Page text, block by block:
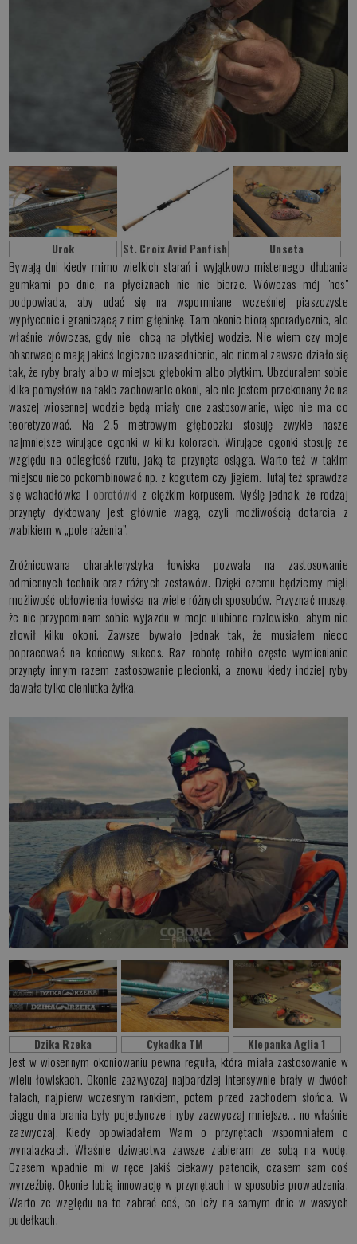
Urok St. Croix Avid Panfish Unseta
Bywają dni kiedy mimo wielkich starań i wyjątkowo misternego dłubania
gumkami po dnie, na płyciznach nic nie bierze. Wówczas mój "nos"
podpowiada, aby udać się na wspomniane wcześniej piaszczyste
wypłycenie i graniczącą z nim głębinkę. Tam okonie biorą sporadycznie, ale
właśnie wówczas, gdy nie chcą na płytkiej wodzie. Nie wiem czy moje
obserwacje mają jakieś logiczne uzasadnienie, ale niemal zawsze działo się
tak, że ryby brały albo w miejscu głębokim albo płytkim. Ubzdurałem sobie
kilka pomysłów na takie zachowanie okoni, ale nie jestem przekonany że na
waszej wiosennej wodzie będą miały one zastosowanie, więc nie ma co
teoretyzować. Na 2.5 metrowym głęboczku stosuję zwykle nasze
najmniejsze wirujące ogonki w kilku kolorach. Wirujące ogonki stosuję ze
względu na odległość rzutu, jaką ta przynęta osiąga. Warto też w takim
miejscu nieco pokombinować np. z kogutem czy jigiem. Tutaj też sprawdza
się wahadłówka i obrotówki z ciężkim korpusem. Myślę jednak, że rodzaj
przynęty dyktowany jest głównie wagą, czyli możliwością dotarcia z
wabikiem w „pole rażenia”.
Zróżnicowana charakterystyka łowiska pozwala na zastosowanie
odmiennych technik oraz różnych zestawów. Dzięki czemu będziemy mięli
możliwość obłowienia łowiska na wiele różnych sposobów. Przyznać muszę,
że nie przypominam sobie wyjazdu w moje ulubione rozlewisko, abym nie
złowił kilku okoni. Zawsze bywało jednak tak, że musiałem nieco
popracować na końcowy sukces. Raz robotę robiło częste wymienianie
przynęty innym razem zastosowanie plecionki, a znowu kiedy indziej ryby
dawała tylko cieniutka żyłka.
Dzika Rzeka Cykadka TM Klepanka Aglia 1
Jest w wiosennym okoniowaniu pewna reguła, która miała zastosowanie w
wielu łowiskach. Okonie zazwyczaj najbardziej intensywnie brały w dwóch
falach, najpierw wczesnym rankiem, potem przed zachodem słońca. W
ciągu dnia brania były pojedyncze i ryby zazwyczaj mniejsze... no właśnie
zazwyczaj. Kiedy opowiadałem Wam o przynętach wspomniałem o
wynalazkach. Właśnie dziwactwa zawsze zabieram ze sobą na wodę.
Czasem wpadnie mi w ręce jakiś ciekawy patencik, czasem sam coś
wyrzeźbię. Okonie lubią innowację w przynętach i w sposobie prowadzenia.
Warto ze względu na to zabrać coś, co leży na samym dnie w waszych
pudełkach.